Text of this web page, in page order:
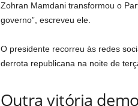
Zohran Mamdani transformou o
governo”, escreveu ele.
O presidente recorreu às redes
derrota republicana na noite de
Outra vitória